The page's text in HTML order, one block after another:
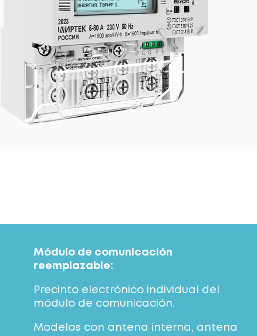
Módulo de comunicación
reemplazable:
Precinto electrónico individual del
módulo de comunicación.
Modelos con antena interna, antena